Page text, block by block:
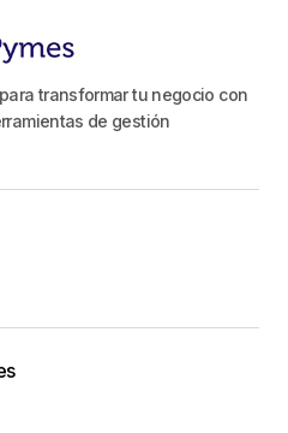
transformar tu negocio con
de gestión